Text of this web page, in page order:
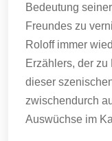
Bedeutung
Freundes zu
Roloff immer
Erzählers, der
dieser
zwischendurch
Auswüchse im